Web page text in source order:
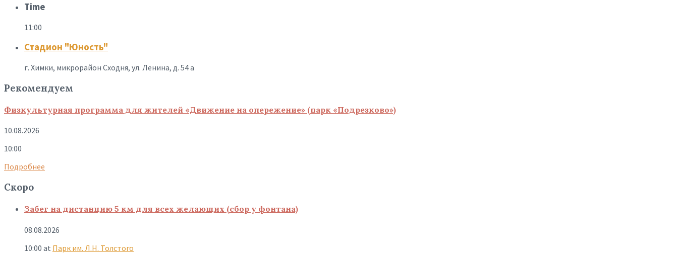
Time
11:00
Стадион "Юность"
г. Химки, микрорайон Сходня, ул. Ленина, д. 54 а
Рекомендуем
Физкультурная программа для жителей «Движение на опережение» (парк «Подрезково»)
10.08.2026
10:00
Подробнее
Скоро
Забег на дистанцию 5 км для всех желающих (сбор у фонтана)
08.08.2026
10:00 at Парк им. Л.Н. Толстого